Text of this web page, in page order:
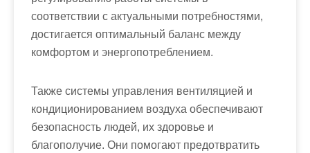
соответствии с актуальными потребностями,
достигается оптимальный баланс между
комфортом и энергопотреблением.
Также системы управления вентиляцией и
кондиционированием воздуха обеспечивают
безопасность людей, их здоровье и
благополучие. Они помогают предотвратить